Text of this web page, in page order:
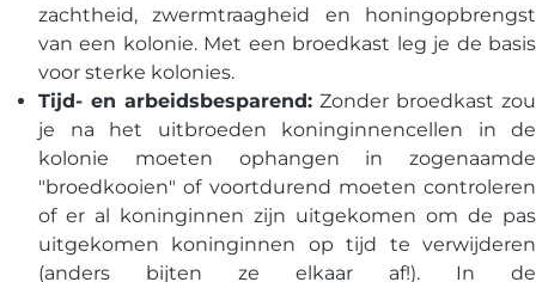
zachtheid, zwermtraagheid en honingopbrengst
van een kolonie. Met een broedkast leg je de basis
voor sterke kolonies.
Tijd- en arbeidsbesparend: Zonder broedkast zou
je na het uitbroeden koninginnencellen in de
kolonie moeten ophangen in zogenaamde
"broedkooien" of voortdurend moeten controleren
of er al koninginnen zijn uitgekomen om de pas
uitgekomen koninginnen op tijd te verwijderen
(anders bijten ze elkaar af!). In de